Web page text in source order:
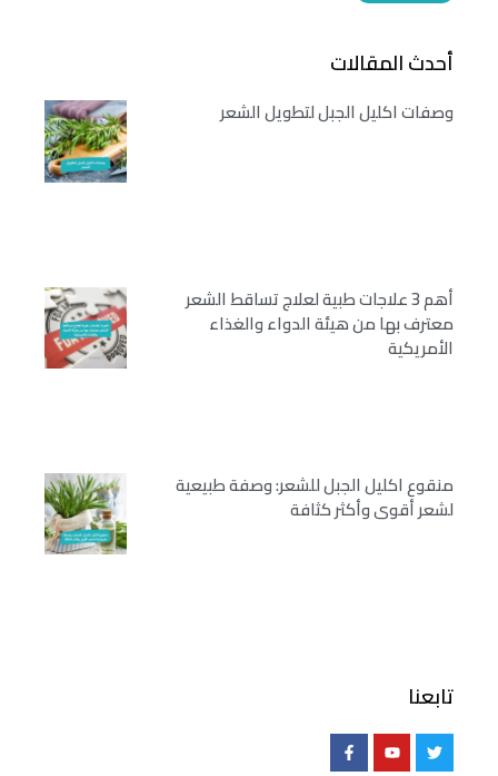
أحدث المقالات
وصفات اكليل الجبل لتطويل الشعر
أهم 3 علاجات طبية لعلاج تساقط الشعر
معترف بها من هيئة الدواء والغذاء
الأمريكية
منقوع اكليل الجبل للشعر: وصفة طبيعية
لشعر أقوى وأكثر كثافة
تابعنا